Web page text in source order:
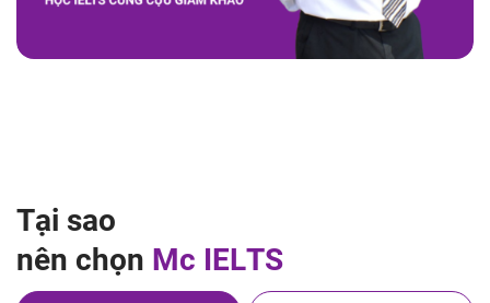
Tại sao
nên chọn Mc IELTS